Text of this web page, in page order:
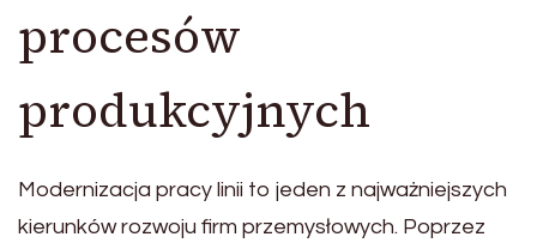
procesów
produkcyjnych
Modernizacja pracy linii to jeden z najważniejszych
kierunków rozwoju firm przemysłowych. Poprzez